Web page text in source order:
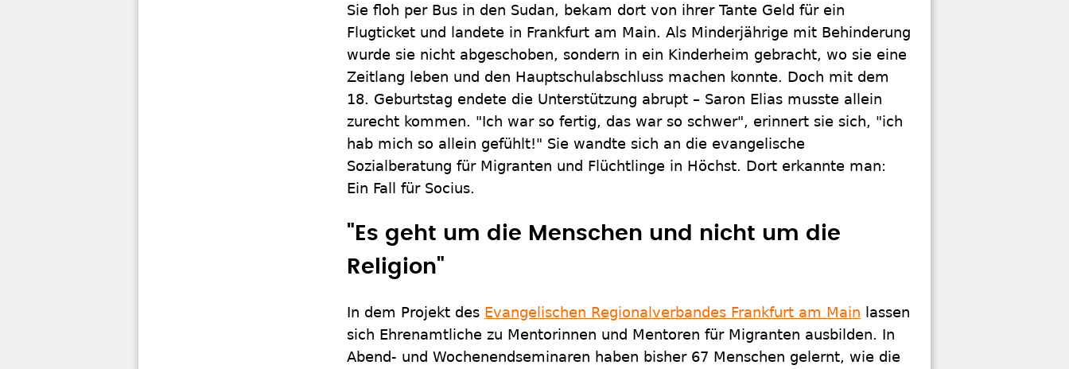
Sie floh per Bus in den Sudan, bekam dort von ihrer Tante Geld für ein
Flugticket und landete in Frankfurt am Main. Als Minderjährige mit Behinderung
wurde sie nicht abgeschoben, sondern in ein Kinderheim gebracht, wo sie eine
Zeitlang leben und den Hauptschulabschluss machen konnte. Doch mit dem
18. Geburtstag endete die Unterstützung abrupt – Saron Elias musste allein
zurecht kommen. "Ich war so fertig, das war so schwer", erinnert sie sich, "ich
hab mich so allein gefühlt!" Sie wandte sich an die evangelische
Sozialberatung für Migranten und Flüchtlinge in Höchst. Dort erkannte man:
Ein Fall für Socius.
"Es geht um die Menschen und nicht um die
Religion"
In dem Projekt des Evangelischen Regionalverbandes Frankfurt am Main lassen
sich Ehrenamtliche zu Mentorinnen und Mentoren für Migranten ausbilden. In
Abend- und Wochenendseminaren haben bisher 67 Menschen gelernt, wie die